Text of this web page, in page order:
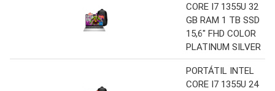
CORE I7 1355U 32
GB RAM 1 TB SSD
15,6″ FHD COLOR
PLATINUM SILVER
PORTÁTIL INTEL
CORE I7 1355U 24